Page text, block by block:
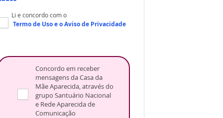
Li e concordo com o
Termo de Usoe oAviso de Privacidade
Concordo em receber
mensagens da Casa da
Mãe Aparecida, através do
grupo Santuário Nacional
e Rede Aparecida de
Comunicação